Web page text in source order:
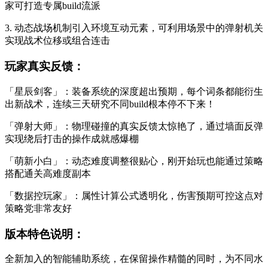
家可打造专属build流派
3. 动态战场机制引入环境互动元素，可利用场景中的弹射机关
实现战术位移或组合连击
玩家真实反馈：
「星辰剑客」：装备系统的深度超出预期，每个词条都能衍生
出新战术，连续三天研究不同build根本停不下来！
「弹射大师」：物理碰撞的真实反馈太惊艳了，通过墙面反弹
实现绕后打击的操作成就感爆棚
「萌新小白」：动态难度调整很贴心，刚开始玩也能通过策略
搭配通关高难度副本
「数据控玩家」：属性计算公式透明化，伤害预期可控这点对
策略党非常友好
版本特色说明：
全新加入的智能辅助系统，在保留操作精髓的同时，为不同水